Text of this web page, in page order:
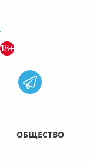
ОБЩЕСТВО